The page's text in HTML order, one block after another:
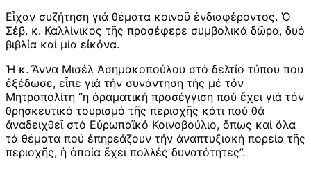
Εἶχαν συζήτηση γιά θέματα κοινοῦ ἐνδιαφέροντος. Ὁ
Σέβ. κ. Καλλίνικος τῆς προσέφερε συμβολικά δῶρα, δυό
βιβλία καί μία εἰκόνα.
Ἡ κ. Ἄννα Μισέλ Ἀσημακοπούλου στό δελτίο τύπου που
ἐξέδωσε, εἶπε γιά τήν συνάντηση τής μέ τόν
Μητροπολίτη “η ὀραματική προσέγγιση πού ἔχει γιά τόν
θρησκευτικό τουρισμό τῆς περιοχῆς κάτι πού θά
ἀναδειχθεῖ στό Εὐρωπαϊκό Κοινοβούλιο, ὅπως καί ὅλα
τά θέματα πού ἐπηρεάζουν τήν ἀναπτυξιακή πορεία τῆς
περιοχῆς, ἡ ὁποία ἔχει πολλές δυνατότητες”.